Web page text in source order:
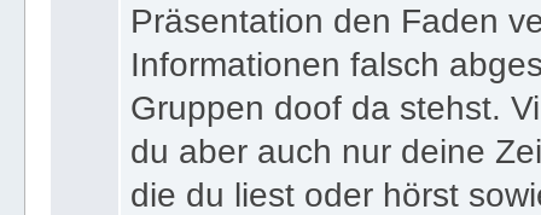
Präsentation den Faden
Informationen falsch
Gruppen doof da stehst.
du aber auch nur deine
die du liest oder hörst